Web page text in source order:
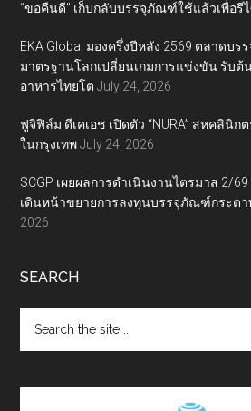
“ขอคืนดี” เก็บกลับบรรจุภัณฑ์ใช้แล้วเพื่อรี
EKA Global มองครึ่งปีหลัง 2569 ตลาดบ
มาตรฐานโลกเปลี่ยนเกมการแข่งขัน รับต้
อาหารไทยโต July 24, 2026
ฟูจิฟิล์ม ดีเคเอช เปิดตัว “NURA” สหคลินิ
ในกรุงเทพ July 24, 2026
SCGP เผยผลการดำเนินงานไตรมาส 2/
เดินหน้าขยายการลงทุนบรรจุภัณฑ์กระดา
2026
SEARCH
the